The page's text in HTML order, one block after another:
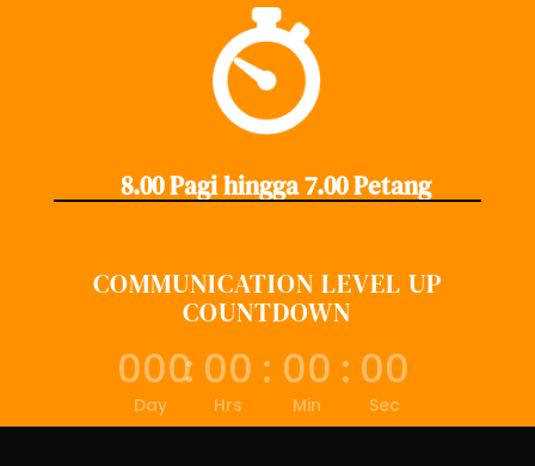
8.00 Pagi hingga 7.00 Petang
COMMUNICATION LEVEL UP
COUNTDOWN
000
Day
: 00
Hrs
: 00
Min
: 00
Sec